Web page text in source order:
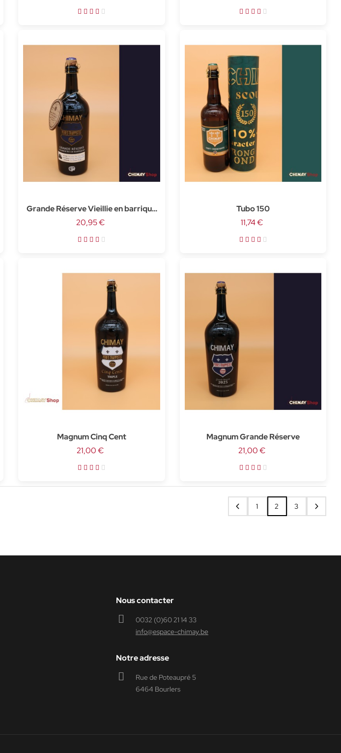
Grande Réserve Vieillie en barrique
de whisky 75cl
20,95 €
Tubo 150
11,74 €
Magnum Cinq Cent
21,00 €
Magnum Grande Réserve
21,00 €
1 2 3
Nous contacter
0032 (0)60 21 14 33
info@espace-chimay.be
Notre adresse
Rue de Poteaupré 5
6464 Bourlers